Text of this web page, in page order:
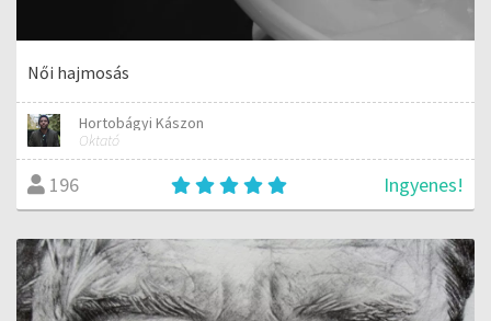
Női hajmosás
Hortobágyi Kászon
Oktató
196 Ingyenes!